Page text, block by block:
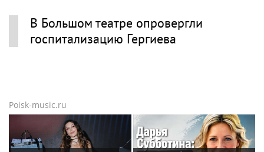
В Большом театре опровергли
госпитализацию Гергиева
Poisk-music.ru